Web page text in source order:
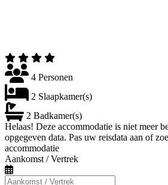
4 Personen
2 Slaapkamer(s)
2 Badkamer(s)
Helaas! Deze accommodatie is niet meer
opgegeven data. Pas uw reisdata aan of
accommodatie
Aankomst / Vertrek